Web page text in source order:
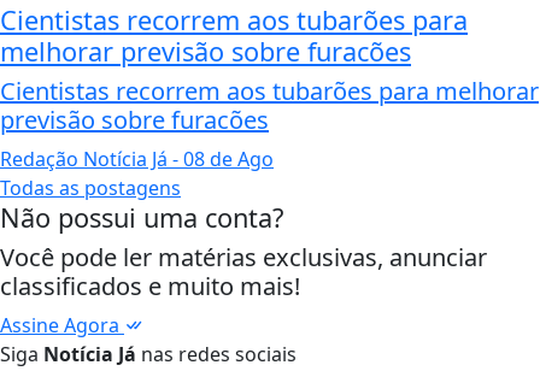
Cientistas recorrem aos tubarões para
melhorar previsão sobre furacões
Cientistas recorrem aos tubarões para melhorar
previsão sobre furacões
Redação Notícia Já - 08 de Ago
Todas as postagens
Não possui uma conta?
Você pode ler matérias exclusivas, anunciar
classificados e muito mais!
Assine Agora
Siga Notícia Já nas redes sociais